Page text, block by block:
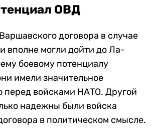
ОВД
договора в случае
вполне могли дойти до Ла-
боевому потенциалу
имели значительное
перед войсками НАТО. Другой
надежны были войска
в политическом смысле.